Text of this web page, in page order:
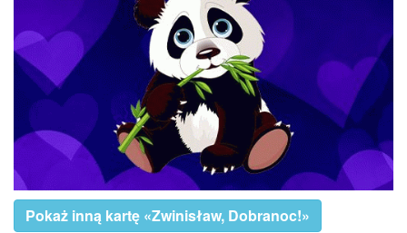
Pokaż inną kartę «Zwinisław, Dobranoc!»